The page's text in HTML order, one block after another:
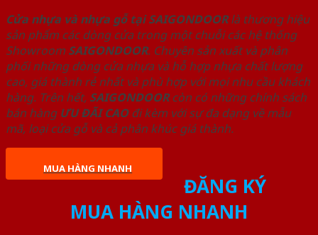
Cửa nhựa và nhựa gỗ tại SAIGONDOORlà thương hiệu
sản phẩm các dòng cửa trong một chuỗi các hệ thống
Showroom SAIGONDOOR. Chuyên sản xuất và phân
phối những dòng cửa nhựa và hỗ hợp nhựa chất lượng
cao, giá thành rẻ nhất và phù hợp với mọi nhu cầu khách
hàng. Trên hết, SAIGONDOORcòn có những chính sách
bán hàng ƯU ĐÃI CAOđi kèm với sự đa dạng về mẫu
mã, loại cửa gỗ và cả phân khúc giá thành.
MUA HÀNG NHANH
ĐĂNG KÝ
MUA HÀNG NHANH